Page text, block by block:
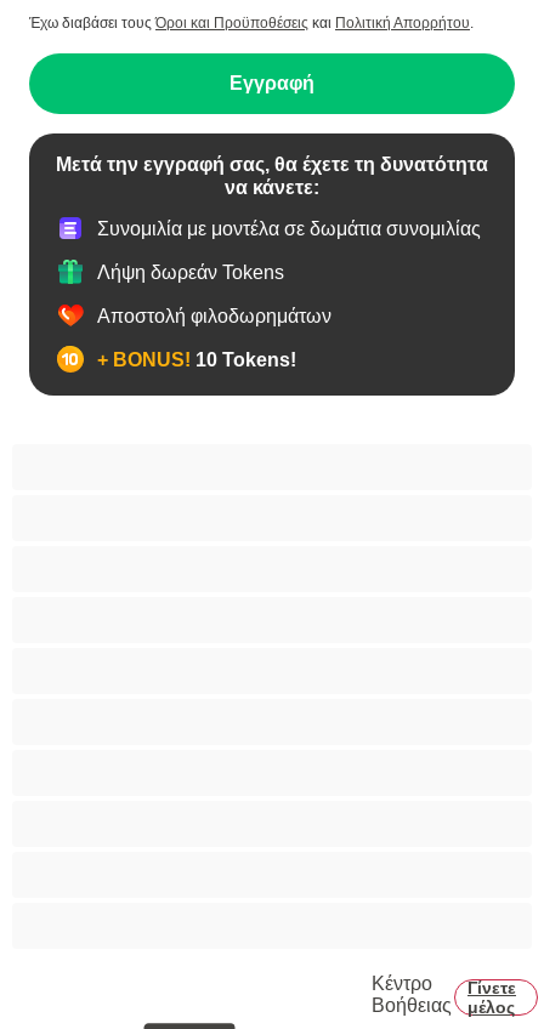
Έχω διαβάσει τουςΌροι και Προϋποθέσεις και Πολιτική Απορρήτου.
Εγγραφή
Μετά την εγγραφή σας, θα έχετε τη δυνατότητα
να κάνετε:
Συνομιλία με μοντέλα σε δωμάτια συνομιλίας
Λήψη δωρεάν Tokens
Αποστολή φιλοδωρημάτων
+ BONUS! 10 Tokens!
Κέντρο
Βοήθειας
Γίνετε
μέλος